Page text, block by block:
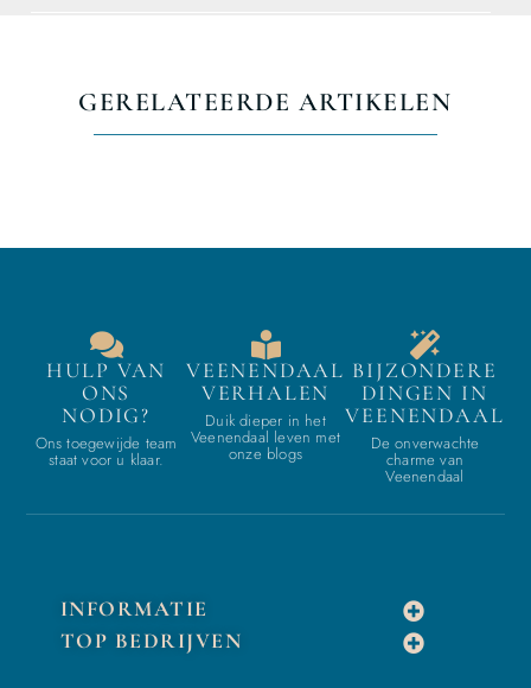
GERELATEERDE ARTIKELEN
HULP VAN
ONS
NODIG?
Ons toegewijde team
staat voor u klaar.
VEENENDAAL
VERHALEN
Duik dieper in het
Veenendaal leven met
onze blogs
BIJZONDERE
DINGEN IN
VEENENDAAL
De onverwachte
charme van
Veenendaal
INFORMATIE
TOP BEDRIJVEN